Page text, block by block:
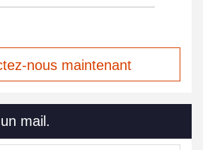
nous maintenant
mail.